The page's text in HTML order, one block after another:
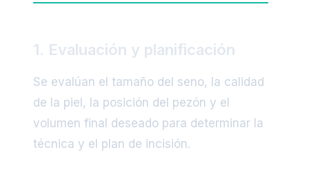
1. Evaluación y planificación
Se evalúan el tamaño del seno, la calidad
de la piel, la posición del pezón y el
volumen final deseado para determinar la
técnica y el plan de incisión.